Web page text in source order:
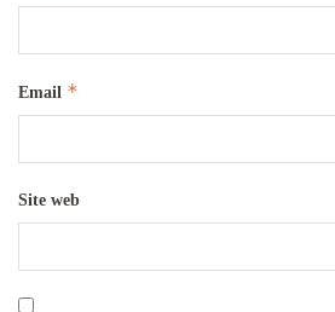
Email *
Site web